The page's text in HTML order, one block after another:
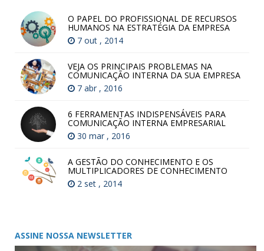
O PAPEL DO PROFISSIONAL DE RECURSOS
HUMANOS NA ESTRATÉGIA DA EMPRESA
7 out , 2014
VEJA OS PRINCIPAIS PROBLEMAS NA
COMUNICAÇÃO INTERNA DA SUA EMPRESA
7 abr , 2016
6 FERRAMENTAS INDISPENSÁVEIS PARA
COMUNICAÇÃO INTERNA EMPRESARIAL
30 mar , 2016
A GESTÃO DO CONHECIMENTO E OS
MULTIPLICADORES DE CONHECIMENTO
2 set , 2014
ASSINE NOSSA NEWSLETTER